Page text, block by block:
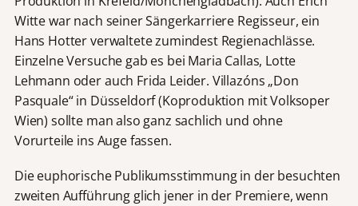
Witte war nach seiner Sängerkarriere Regisseur, ein
Hans Hotter verwaltete zumindest Regienachlässe.
Einzelne Versuche gab es bei Maria Callas, Lotte
Lehmann oder auch Frida Leider. Villazóns „Don
Pasquale“ in Düsseldorf (Koproduktion mit Volksoper
Wien) sollte man also ganz sachlich und ohne
Vorurteile ins Auge fassen.
Die euphorische Publikumsstimmung in der besuchten
zweiten Aufführung glich jener in der Premiere, wenn